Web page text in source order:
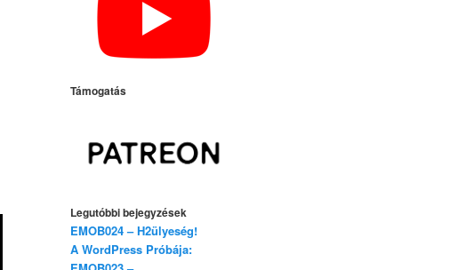
Támogatás
Legutóbbi bejegyzések
EMOB024 – H2ülyeség!
A WordPress Próbája: